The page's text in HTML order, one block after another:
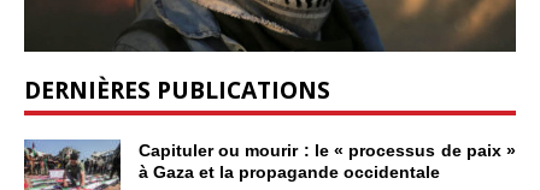
DERNIÈRES PUBLICATIONS
Capituler ou mourir : le « processus de paix »
à Gaza et la propagande occidentale